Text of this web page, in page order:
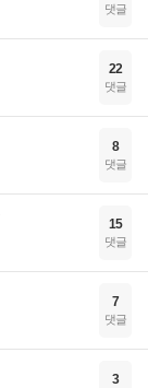
댓글
22
댓글
8
댓글
15
댓글
7
댓글
3